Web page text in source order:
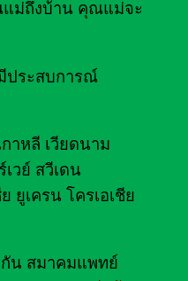
แม่ถึงบ้าน คุณแม่จะ
ประสบการณ์
าหลี เวียดนาม
วย์ สวีเดน
ยูเครน โครเอเชีย
น สมาคมแพทย์